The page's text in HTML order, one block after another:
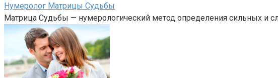
Нумеролог Матрицы Судьбы
Матрица Судьбы — нумерологический метод определения сильных и